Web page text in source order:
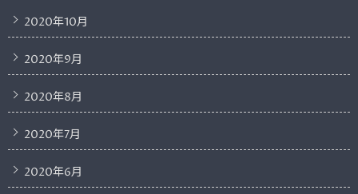
2020年10月
2020年9月
2020年8月
2020年7月
2020年6月